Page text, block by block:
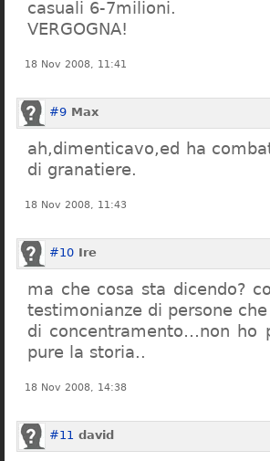
casuali 6-7milioni.
VERGOGNA!
18 Nov 2008, 11:41
#9 Max
ah,dimenticavo,ed ha
di granatiere.
18 Nov 2008, 11:43
#10 Ire
ma che cosa sta dicendo?
testimonianze di persone
di concentramento…non ho
pure la storia..
18 Nov 2008, 14:38
#11 david